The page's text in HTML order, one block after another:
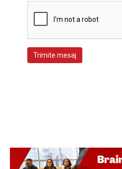
Trimite mesaj